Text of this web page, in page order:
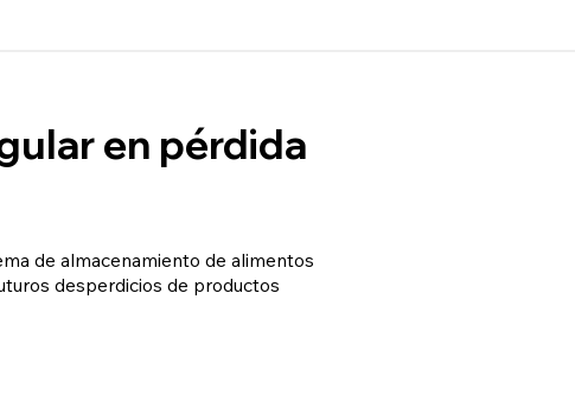
en pérdida
de almacenamiento de alimentos
desperdicios de productos